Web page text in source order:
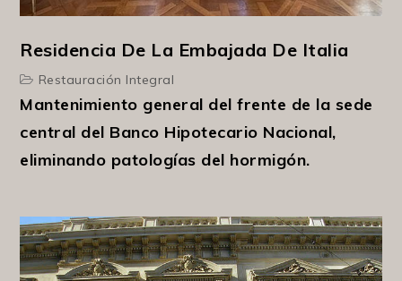
Residencia De La Embajada De Italia
Restauración Integral
Mantenimiento general del frente de la sede
central del Banco Hipotecario Nacional,
eliminando patologías del hormigón.